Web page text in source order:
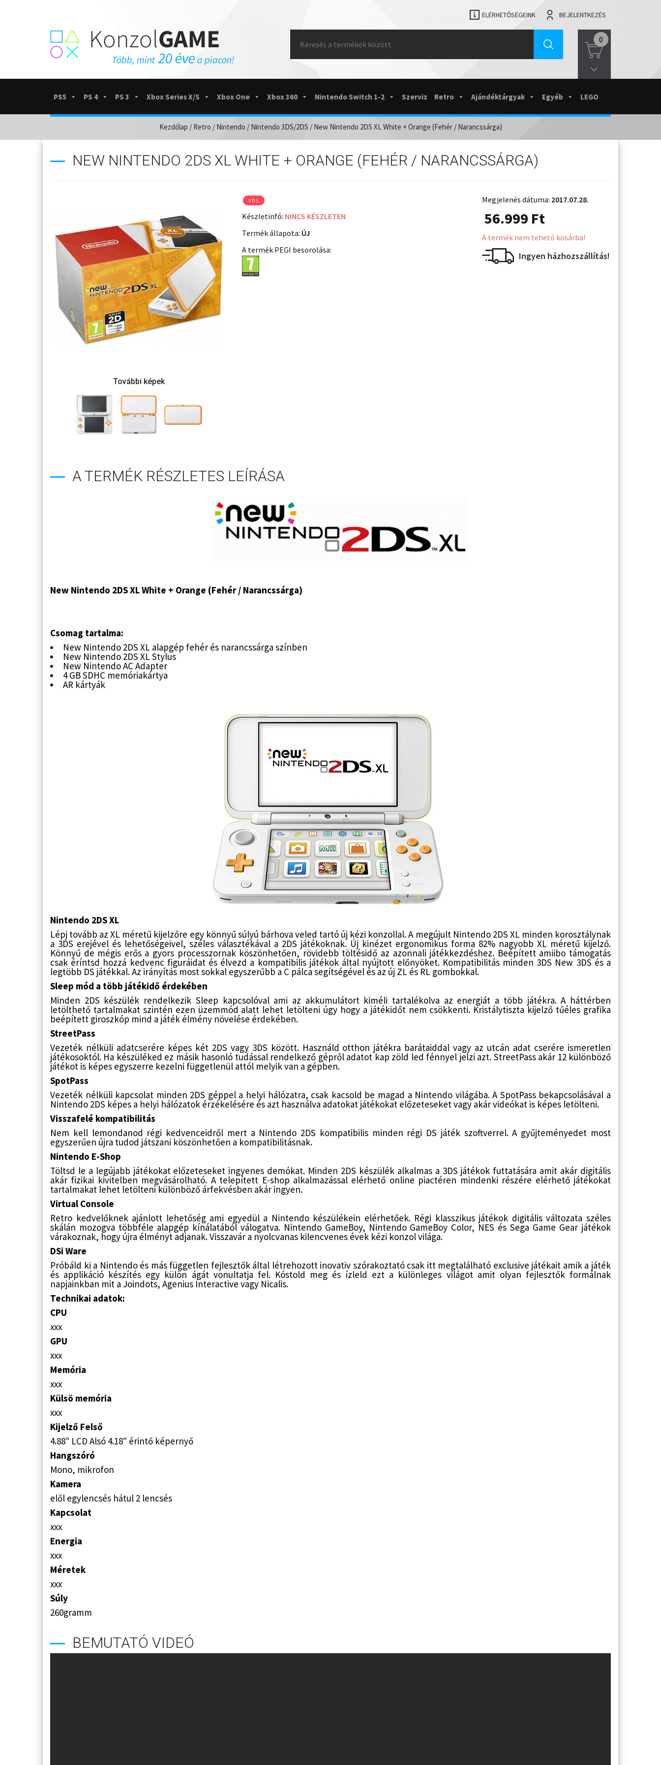
ELÉRHETŐSÉGEINK BEJELENTKEZÉS
for:
0
PS5 PS 4 PS 3 Xbox Series X/S Xbox One Xbox 360 Nintendo Switch 1-2 Szerviz Retro Ajándéktárgyak Egyéb LEGO
Kezdőlap / Retro / Nintendo / Nintendo 3DS/2DS / New Nintendo 2DS XL White + Orange (Fehér / Narancssárga)
NEW NINTENDO 2DS XL WHITE + ORANGE (FEHÉR / NARANCSSÁRGA)
3DS
Készletinfó: NINCS KÉSZLETEN
Termék állapota: ÚJ
A termék PEGI besorolása:
Megjelenés dátuma: 2017.07.28.
56.999 Ft
A termék nem tehető kosárba!
Ingyen házhozszállítás!
A TERMÉK RÉSZLETES LEÍRÁSA
New Nintendo 2DS XL White + Orange (Fehér / Narancssárga)
Csomag tartalma:
New Nintendo 2DS XL alapgép fehér és narancssárga színben
New Nintendo 2DS XL Stylus
New Nintendo AC Adapter
4 GB SDHC memóriakártya
AR kártyák
Nintendo 2DS XL
Lépj tovább az XL méretű kijelzőre egy könnyű súlyú bárhova veled tartó új kézi konzollal.A megújult Nintendo 2DS XL minden korosztálynak
a 3DS erejével és lehetőségeivel, széles választékával a 2DS játékoknak. Új kinézet ergonomikus forma 82% nagyobb XL méretű kijelző.
Könnyű de mégis erős a gyors processzornak köszönhetően, rövidebb töltésidő az azonnali játékkezdéshez. Beépített amiibo támogatás
csak éríntsd hozzá kedvenc figuráidat és élvezd a kompatibilis játékok által nyújtott előnyöket. Kompatibilitás minden 3DS New 3DS és a
legtöbb DS játékkal. Az irányítás most sokkal egyszerűbb a C pálca segítségével és az új ZL és RL gombokkal.
Sleep mód a több játékidő érdekében
Minden 2DS készülék rendelkezik Sleep kapcsolóval ami az akkumulátort kiméli tartalékolva az energiát a több játékra. A háttérben
letölthető tartalmakat szintén ezen üzemmód alatt lehet letölteni úgy hogy a játékidőt nem csökkenti. Kristálytiszta kijelző tűéles grafika
beépített giroszkóp mind a játék élmény növelése érdekében.
StreetPass
Vezeték nélküli adatcserére képes két 2DS vagy 3DS között. Használd otthon játékra barátaiddal vagy az utcán adat cserére ismeretlen
játékosoktól. Ha készüléked ez másik hasonló tudással rendelkező gépről adatot kap zöld led fénnyel jelzi azt. StreetPass akár 12 különböző
játékot is képes egyszerre kezelni függetlenül attól melyik van a gépben.
SpotPass
Vezeték nélküli kapcsolat minden 2DS géppel a helyi hálózatra, csak kacsold be magad a Nintendo világába. A SpotPass bekapcsolásával a
Nintendo 2DS képes a helyi hálózatok érzékelésére és azt használva adatokat játékokat előzeteseket vagy akár videókat is képes letölteni.
Visszafelé kompatibilitás
Nem kell lemondanod régi kedvenceidről mert a Nintendo 2DS kompatibilis minden régi DS játék szoftverrel. A gyűjteményedet most
egyszerűen újra tudod játszani köszönhetően a kompatibilitásnak.
Nintendo E-Shop
Töltsd le a legújabb játékokat előzeteseket ingyenes demókat. Minden 2DS készülék alkalmas a 3DS játékok futtatására amit akár digitális
akár fizikai kivitelben megvásárolható. A telepített E-shop alkalmazással elérhető online piactéren mindenki részére elérhető játékokat
tartalmakat lehet letölteni különböző árfekvésben akár ingyen.
Virtual Console
Retro kedvelőknek ajánlott lehetőség ami egyedül a Nintendo készülékein elérhetőek. Régi klasszikus játékok digitális változata széles
skálán mozogva többféle alapgép kínálatából válogatva. Nintendo GameBoy, Nintendo GameBoy Color, NES és Sega Game Gear játékok
várakoznak, hogy újra élményt adjanak. Visszavár a nyolcvanas kilencvenes évek kézi konzol világa.
DSi Ware
Próbáld ki a Nintendo és más független fejlesztők által létrehozott inovativ szórakoztató csak itt megtalálható exclusive játékait amik a játék
és applikáció készítés egy külön ágát vonultatja fel. Kóstold meg és ízleld ezt a különleges világot amit olyan fejlesztők formálnak
napjainkban mit a Joindots, Agenius Interactive vagy Nicalis.
Technikai adatok:
CPU
xxx
GPU
xxx
Memória
xxx
Külsö memória
xxx
Kijelző Felső
4.88″ LCD Alsó 4.18″ érintő képernyő
Hangszóró
Mono, mikrofon
Kamera
elől egylencsés hátul 2 lencsés
Kapcsolat
xxx
Energia
xxx
Méretek
xxx
Súly
260gramm
BEMUTATÓ VIDEÓ